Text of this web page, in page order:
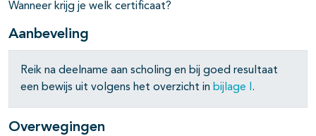
Wanneer krijg je welk certificaat?
Aanbeveling
Reik na deelname aan scholing en bij goed resultaat
een bewijs uit volgens het overzicht in bijlage I .
Overwegingen